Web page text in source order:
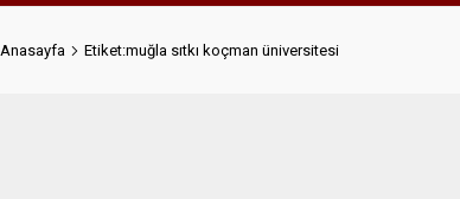
Anasayfa Etiket:muğla sıtkı koçman üniversitesi